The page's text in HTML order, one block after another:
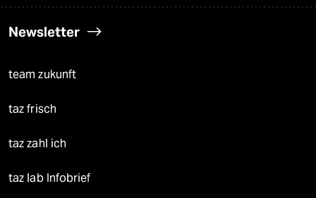
Newsletter
team zukunft
taz frisch
taz zahl ich
taz lab Infobrief